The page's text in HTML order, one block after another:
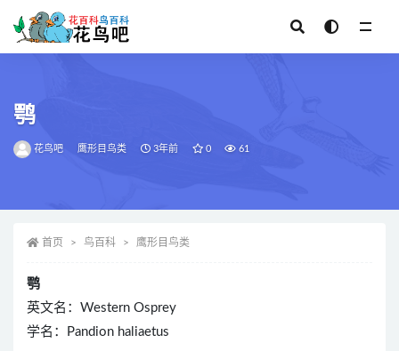
鹗
花鸟吧 鹰形目鸟类 3年前 0 61
首页 鸟百科 鹰形目鸟类
鹗
英文名：Western Osprey
学名：Pandion haliaetus